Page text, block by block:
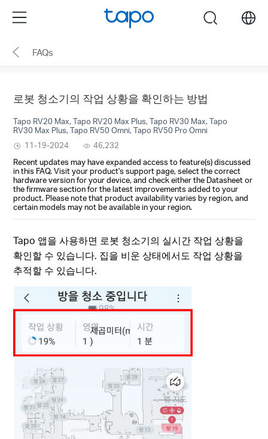
the
navigation
Menu search
FAQs
로봇 청소기의 작업 상황을 확인하는 방법
Tapo RV20 Max, Tapo RV20 Max Plus, Tapo RV30 Max, Tapo
RV30 Max Plus, Tapo RV50 Omni, Tapo RV50 Pro Omni
11-19-2024
46,232
Recent updates may have expanded access to feature(s) discussed
in this FAQ. Visit your product's support page, select the correct
hardware version for your device, and check either the Datasheet or
the firmware section for the latest improvements added to your
product. Please note that product availability varies by region, and
certain models may not be available in your region.
Tapo 앱을 사용하면 로봇 청소기의 실시간 작업 상황을
확인할 수 있습니다. 집을 비운 상태에서도 작업 상황을
추적할 수 있습니다.